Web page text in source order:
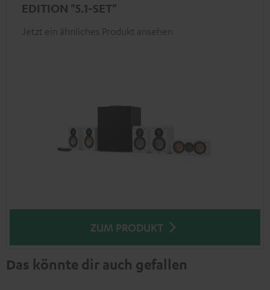
EDITION "5.1-SET"
Jetzt ein ähnliches Produkt ansehen
ZUM PRODUKT
Das könnte dir auch gefallen